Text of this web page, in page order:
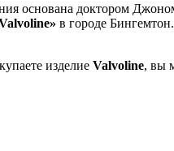
основана доктором
в городе
изделие Valvoline, вы